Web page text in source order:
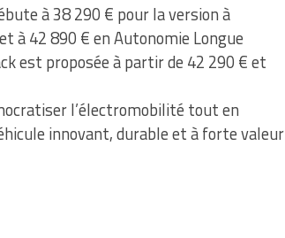
à 38 290 € pour la version à
à 42 890 € en Autonomie Longue
est proposée à partir de 42 290 € et
l’électromobilité tout en
innovant, durable et à forte valeur